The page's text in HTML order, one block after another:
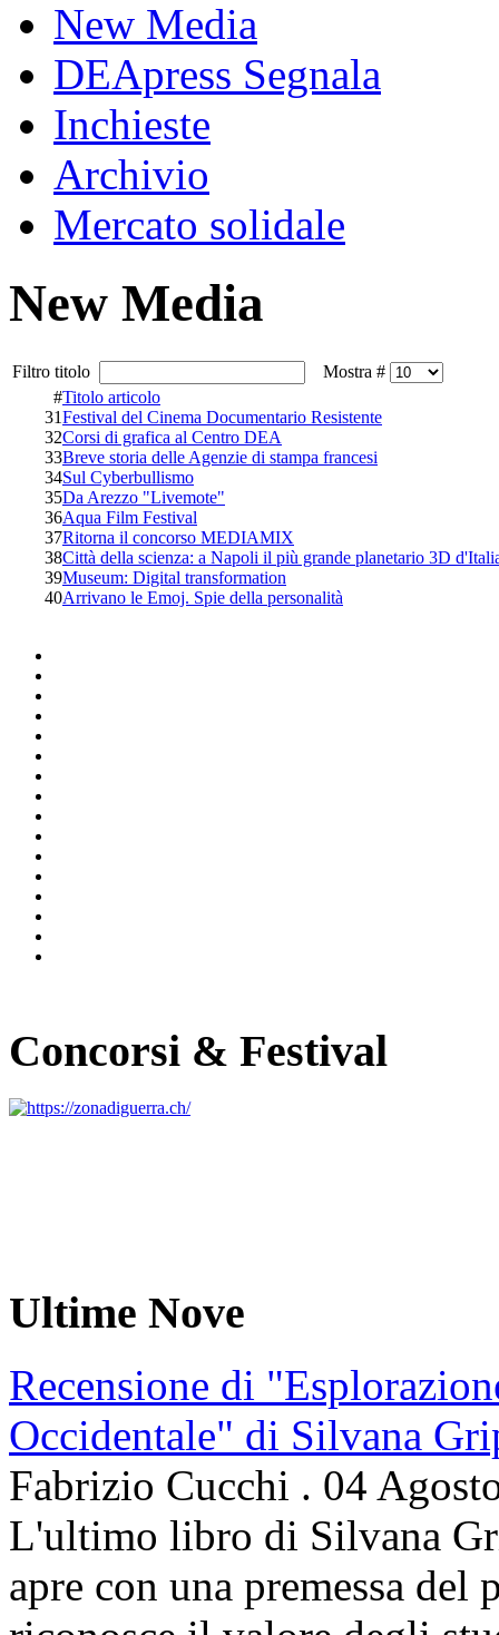
New Media
DEApress Segnala
Inchieste
Archivio
Mercato solidale
New Media
Filtro titolo
Mostra #
#Titolo articolo
31Festival del Cinema Documentario Resistente
32Corsi di grafica al Centro DEA
33Breve storia delle Agenzie di stampa francesi
34Sul Cyberbullismo
35Da Arezzo "Livemote"
36Aqua Film Festival
37Ritorna il concorso MEDIAMIX
38Città della scienza: a Napoli il più grande planetario 3D
39Museum: Digital transformation
40Arrivano le Emoj. Spie della personalità
Concorsi & Festival
Ultime Nove
Recensione di
Occidentale" di Silvana
Fabrizio Cucchi . 04
L'ultimo libro di Silvana
apre con una premessa